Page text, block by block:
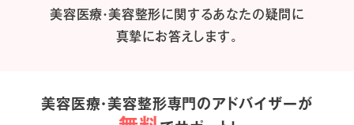
美容医療・美容整形に関するあなたの疑問に
真摯にお答えします。
美容医療・美容整形専門のアドバイザーが